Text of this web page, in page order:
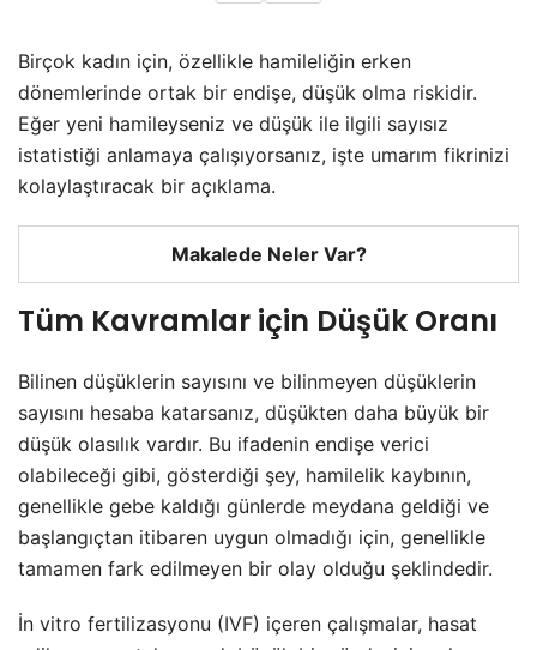
Birçok kadın için, özellikle hamileliğin erken
dönemlerinde ortak bir endişe, düşük olma riskidir.
Eğer yeni hamileyseniz ve düşük ile ilgili sayısız
istatistiği anlamaya çalışıyorsanız, işte umarım fikrinizi
kolaylaştıracak bir açıklama.
Makalede Neler Var?
Tüm Kavramlar için Düşük Oranı
Bilinen düşüklerin sayısını ve bilinmeyen düşüklerin
sayısını hesaba katarsanız, düşükten daha büyük bir
düşük olasılık vardır. Bu ifadenin endişe verici
olabileceği gibi, gösterdiği şey, hamilelik kaybının,
genellikle gebe kaldığı günlerde meydana geldiği ve
başlangıçtan itibaren uygun olmadığı için, genellikle
tamamen fark edilmeyen bir olay olduğu şeklindedir.
İn vitro fertilizasyonu (IVF) içeren çalışmalar, hasat